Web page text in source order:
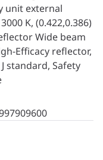
unit external
K, (0.422,0.386)
Wide beam
Efficacy reflector,
standard, Safety